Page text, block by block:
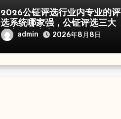
2026公钲评选行业内专业的评
选系统哪家强，公钲评选三大
痛点一次击穿
admin 2026年8月8日